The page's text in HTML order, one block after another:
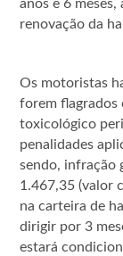
anos e 6
renovação da
Os motoristas
forem flagrados
toxicológico
penalidades
sendo, infração
1.467,35 (valor
na carteira de
dirigir por 3
estará